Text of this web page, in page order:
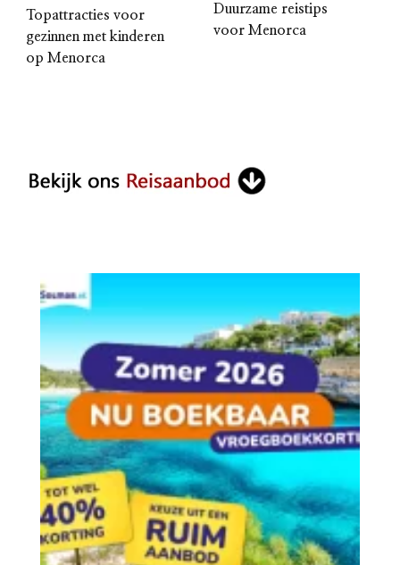
Topattracties voor
gezinnen met kinderen
op Menorca
Duurzame reistips
voor Menorca